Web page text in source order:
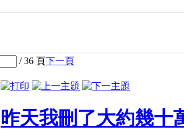
/ 36 頁下一頁
昨天我刪了大約幾十